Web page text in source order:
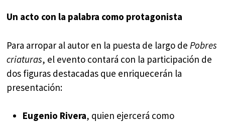
Un acto con la palabra como protagonista
Para arropar al autor en la puesta de largo dePobres
criaturas, el evento contará con la participación de
dos figuras destacadas que enriquecerán la
presentación:
Eugenio Rivera, quien ejercerá como